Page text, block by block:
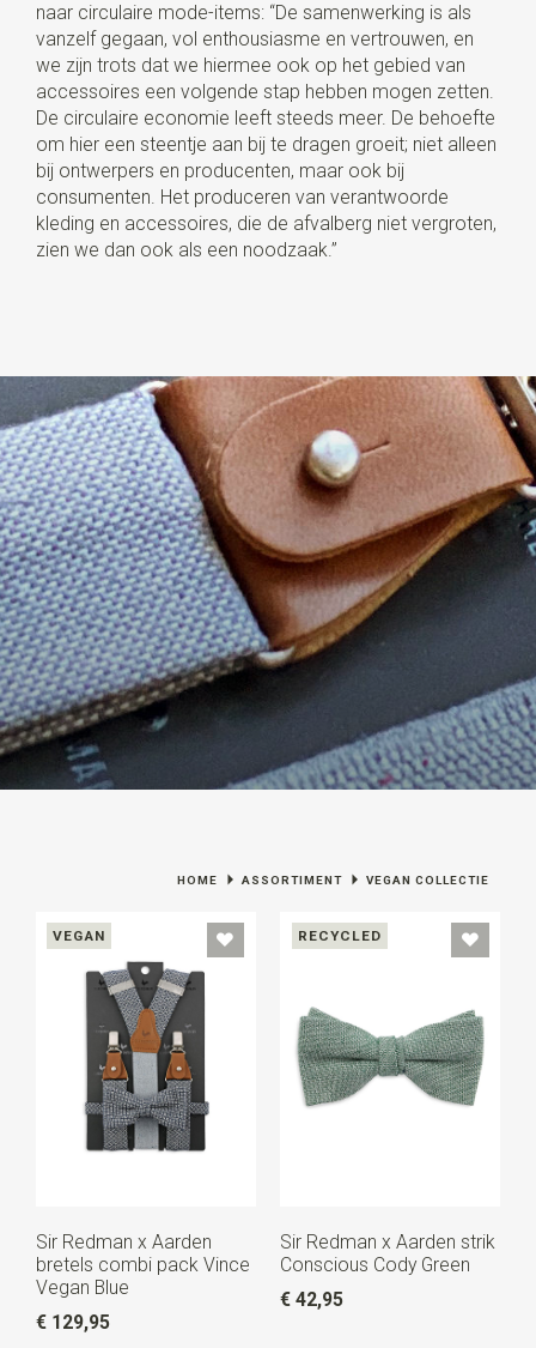
naar circulaire mode-items: “De samenwerking is als
vanzelf gegaan, vol enthousiasme en vertrouwen, en
we zijn trots dat we hiermee ook op het gebied van
accessoires een volgende stap hebben mogen zetten.
De circulaire economie leeft steeds meer. De behoefte
om hier een steentje aan bij te dragen groeit; niet alleen
bij ontwerpers en producenten, maar ook bij
consumenten. Het produceren van verantwoorde
kleding en accessoires, die de afvalberg niet vergroten,
zien we dan ook als een noodzaak.”
HOME ASSORTIMENT VEGAN COLLECTIE
VEGAN
Sir Redman x Aarden
bretels combi pack Vince
Vegan Blue
€ 129,95
RECYCLED
Sir Redman x Aarden strik
Conscious Cody Green
€ 42,95